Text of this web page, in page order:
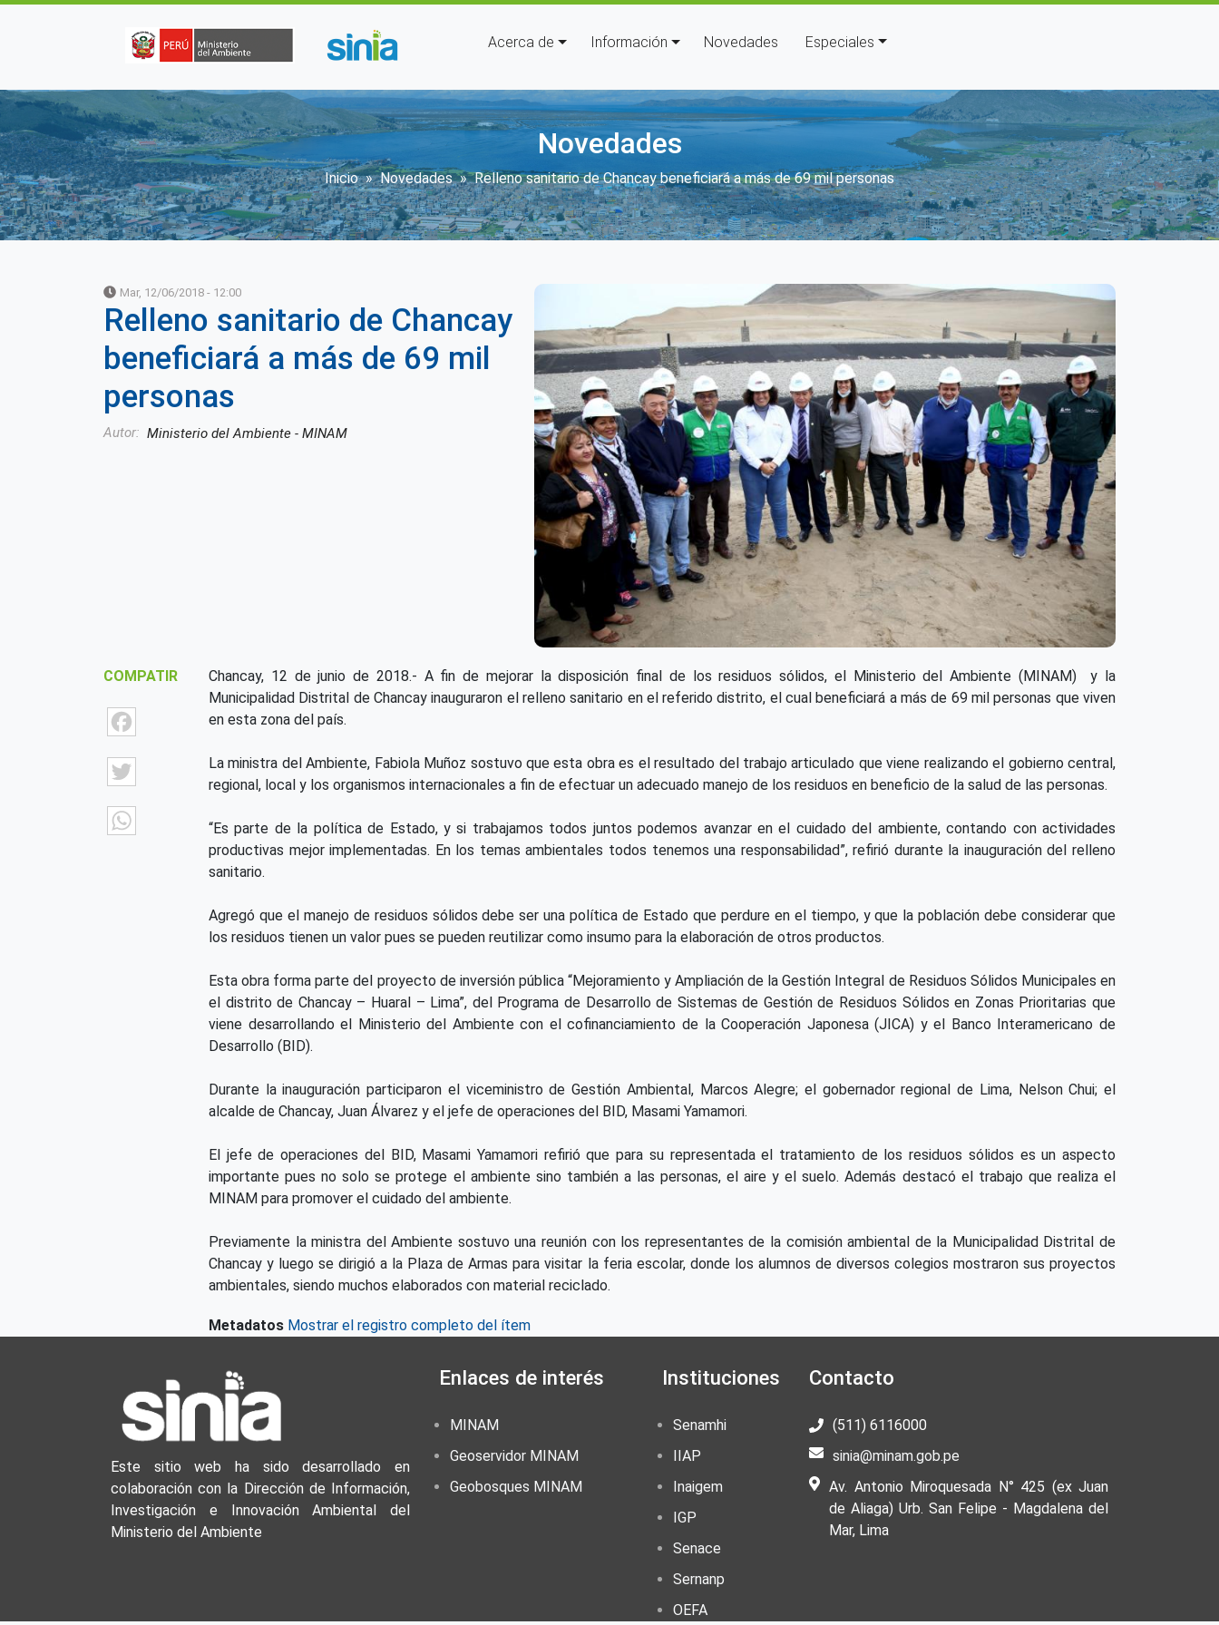
Navegación principal
Acerca de Información Novedades Especiales
Novedades
Sobrescribir enlaces de ayuda a la navegación
Inicio Novedades Relleno sanitario de Chancay beneficiará a más de 69 mil personas
Mar, 12/06/2018 - 12:00
Relleno sanitario de Chancay
beneficiará a más de 69 mil
personas
Autor Ministerio del Ambiente - MINAM
COMPATIR
Facebook
Twitter
WhatsApp
Chancay, 12 de junio de 2018.- A fin de mejorar la disposición final de los residuos sólidos, el Ministerio del Ambiente (MINAM) y la
Municipalidad Distrital de Chancay inauguraron el relleno sanitario en el referido distrito, el cual beneficiará a más de 69 mil personas que viven
en esta zona del país.
La ministra del Ambiente, Fabiola Muñoz sostuvo que esta obra es el resultado del trabajo articulado que viene realizando el gobierno central,
regional, local y los organismos internacionales a fin de efectuar un adecuado manejo de los residuos en beneficio de la salud de las personas.
“Es parte de la política de Estado, y si trabajamos todos juntos podemos avanzar en el cuidado del ambiente, contando con actividades
productivas mejor implementadas. En los temas ambientales todos tenemos una responsabilidad”, refirió durante la inauguración del relleno
sanitario.
Agregó que el manejo de residuos sólidos debe ser una política de Estado que perdure en el tiempo, y que la población debe considerar que
los residuos tienen un valor pues se pueden reutilizar como insumo para la elaboración de otros productos.
Esta obra forma parte del proyecto de inversión pública “Mejoramiento y Ampliación de la Gestión Integral de Residuos Sólidos Municipales en
el distrito de Chancay – Huaral – Lima”, del Programa de Desarrollo de Sistemas de Gestión de Residuos Sólidos en Zonas Prioritarias que
viene desarrollando el Ministerio del Ambiente con el cofinanciamiento de la Cooperación Japonesa (JICA) y el Banco Interamericano de
Desarrollo (BID).
Durante la inauguración participaron el viceministro de Gestión Ambiental, Marcos Alegre; el gobernador regional de Lima, Nelson Chui; el
alcalde de Chancay, Juan Álvarez y el jefe de operaciones del BID, Masami Yamamori.
El jefe de operaciones del BID, Masami Yamamori refirió que para su representada el tratamiento de los residuos sólidos es un aspecto
importante pues no solo se protege el ambiente sino también a las personas, el aire y el suelo. Además destacó el trabajo que realiza el
MINAM para promover el cuidado del ambiente.
Previamente la ministra del Ambiente sostuvo una reunión con los representantes de la comisión ambiental de la Municipalidad Distrital de
Chancay y luego se dirigió a la Plaza de Armas para visitar la feria escolar, donde los alumnos de diversos colegios mostraron sus proyectos
ambientales, siendo muchos elaborados con material reciclado.
Metadatos Mostrar el registro completo del ítem
Este sitio web ha sido desarrollado en
colaboración con la Dirección de Información,
Investigación e Innovación Ambiental del
Ministerio del Ambiente
Enlaces de interés
MINAM
Geoservidor MINAM
Geobosques MINAM
Instituciones
Senamhi
IIAP
Inaigem
IGP
Senace
Sernanp
OEFA
Contacto
(511) 6116000
sinia@minam.gob.pe
Av. Antonio Miroquesada N° 425 (ex Juan
de Aliaga) Urb. San Felipe - Magdalena del
Mar, Lima